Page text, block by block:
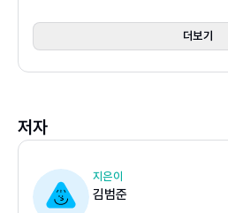
경제학과 입학 전에는 의대를 준비
입사 전에는 행정고시를 5년이나
내 강사가 되고 대화법 책을 쓴 것
시작됐다.
김범준 작가는 본인이 처음 목표로
다. 그러나 좌절하지 않았다. 특별
더보기
저자
지은이
김범준